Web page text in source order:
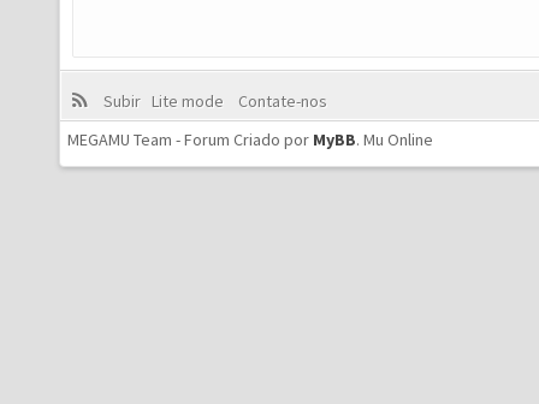
Subir Lite mode
Contate-nos
MEGAMU Team - Forum Criado por MyBB. Mu Online